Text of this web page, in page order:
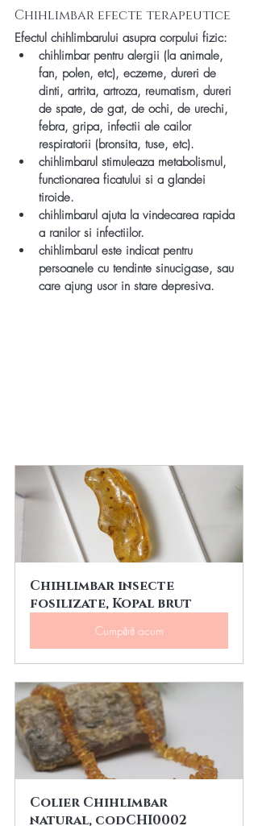
Chihlimbar efecte terapeutice
Efectul chihlimbarului asupra corpului fizic:
chihlimbar pentru alergii (la animale,
fan, polen, etc), eczeme, dureri de
dinti, artrita, artroza, reumatism, dureri
de spate, de gat, de ochi, de urechi,
febra, gripa, infectii ale cailor
respiratorii (bronsita, tuse, etc).
chihlimbarul stimuleaza metabolismul,
functionarea ficatului si a glandei
tiroide.
chihlimbarul ajuta la vindecarea rapida
a ranilor si infectiilor.
chihlimbarul este indicat pentru
persoanele cu tendinte sinucigase, sau
care ajung usor in stare depresiva.
Chihlimbar insecte
fosilizate, Kopal brut
Cumpără acum
Colier Chihlimbar
natural, codCHI0002